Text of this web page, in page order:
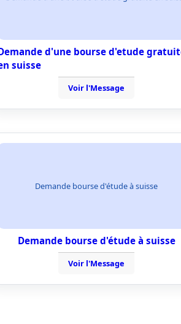
d'une bourse d'etude
suisse
Voir l'Message
Demande bourse d'étude à suisse
Demande bourse d'étude à suisse
Voir l'Message